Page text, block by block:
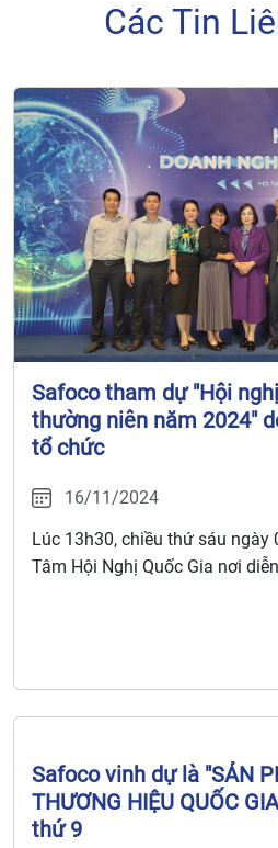
Các Tin
Safoco tham dự "Hội
thường niên năm 2024"
tổ chức
16/11/2024
Lúc 13h30, chiều thứ sáu
Tâm Hội Nghị Quốc Gia nơi
Safoco vinh dự là "SẢN
THƯƠNG HIỆU QUỐC
thứ 9